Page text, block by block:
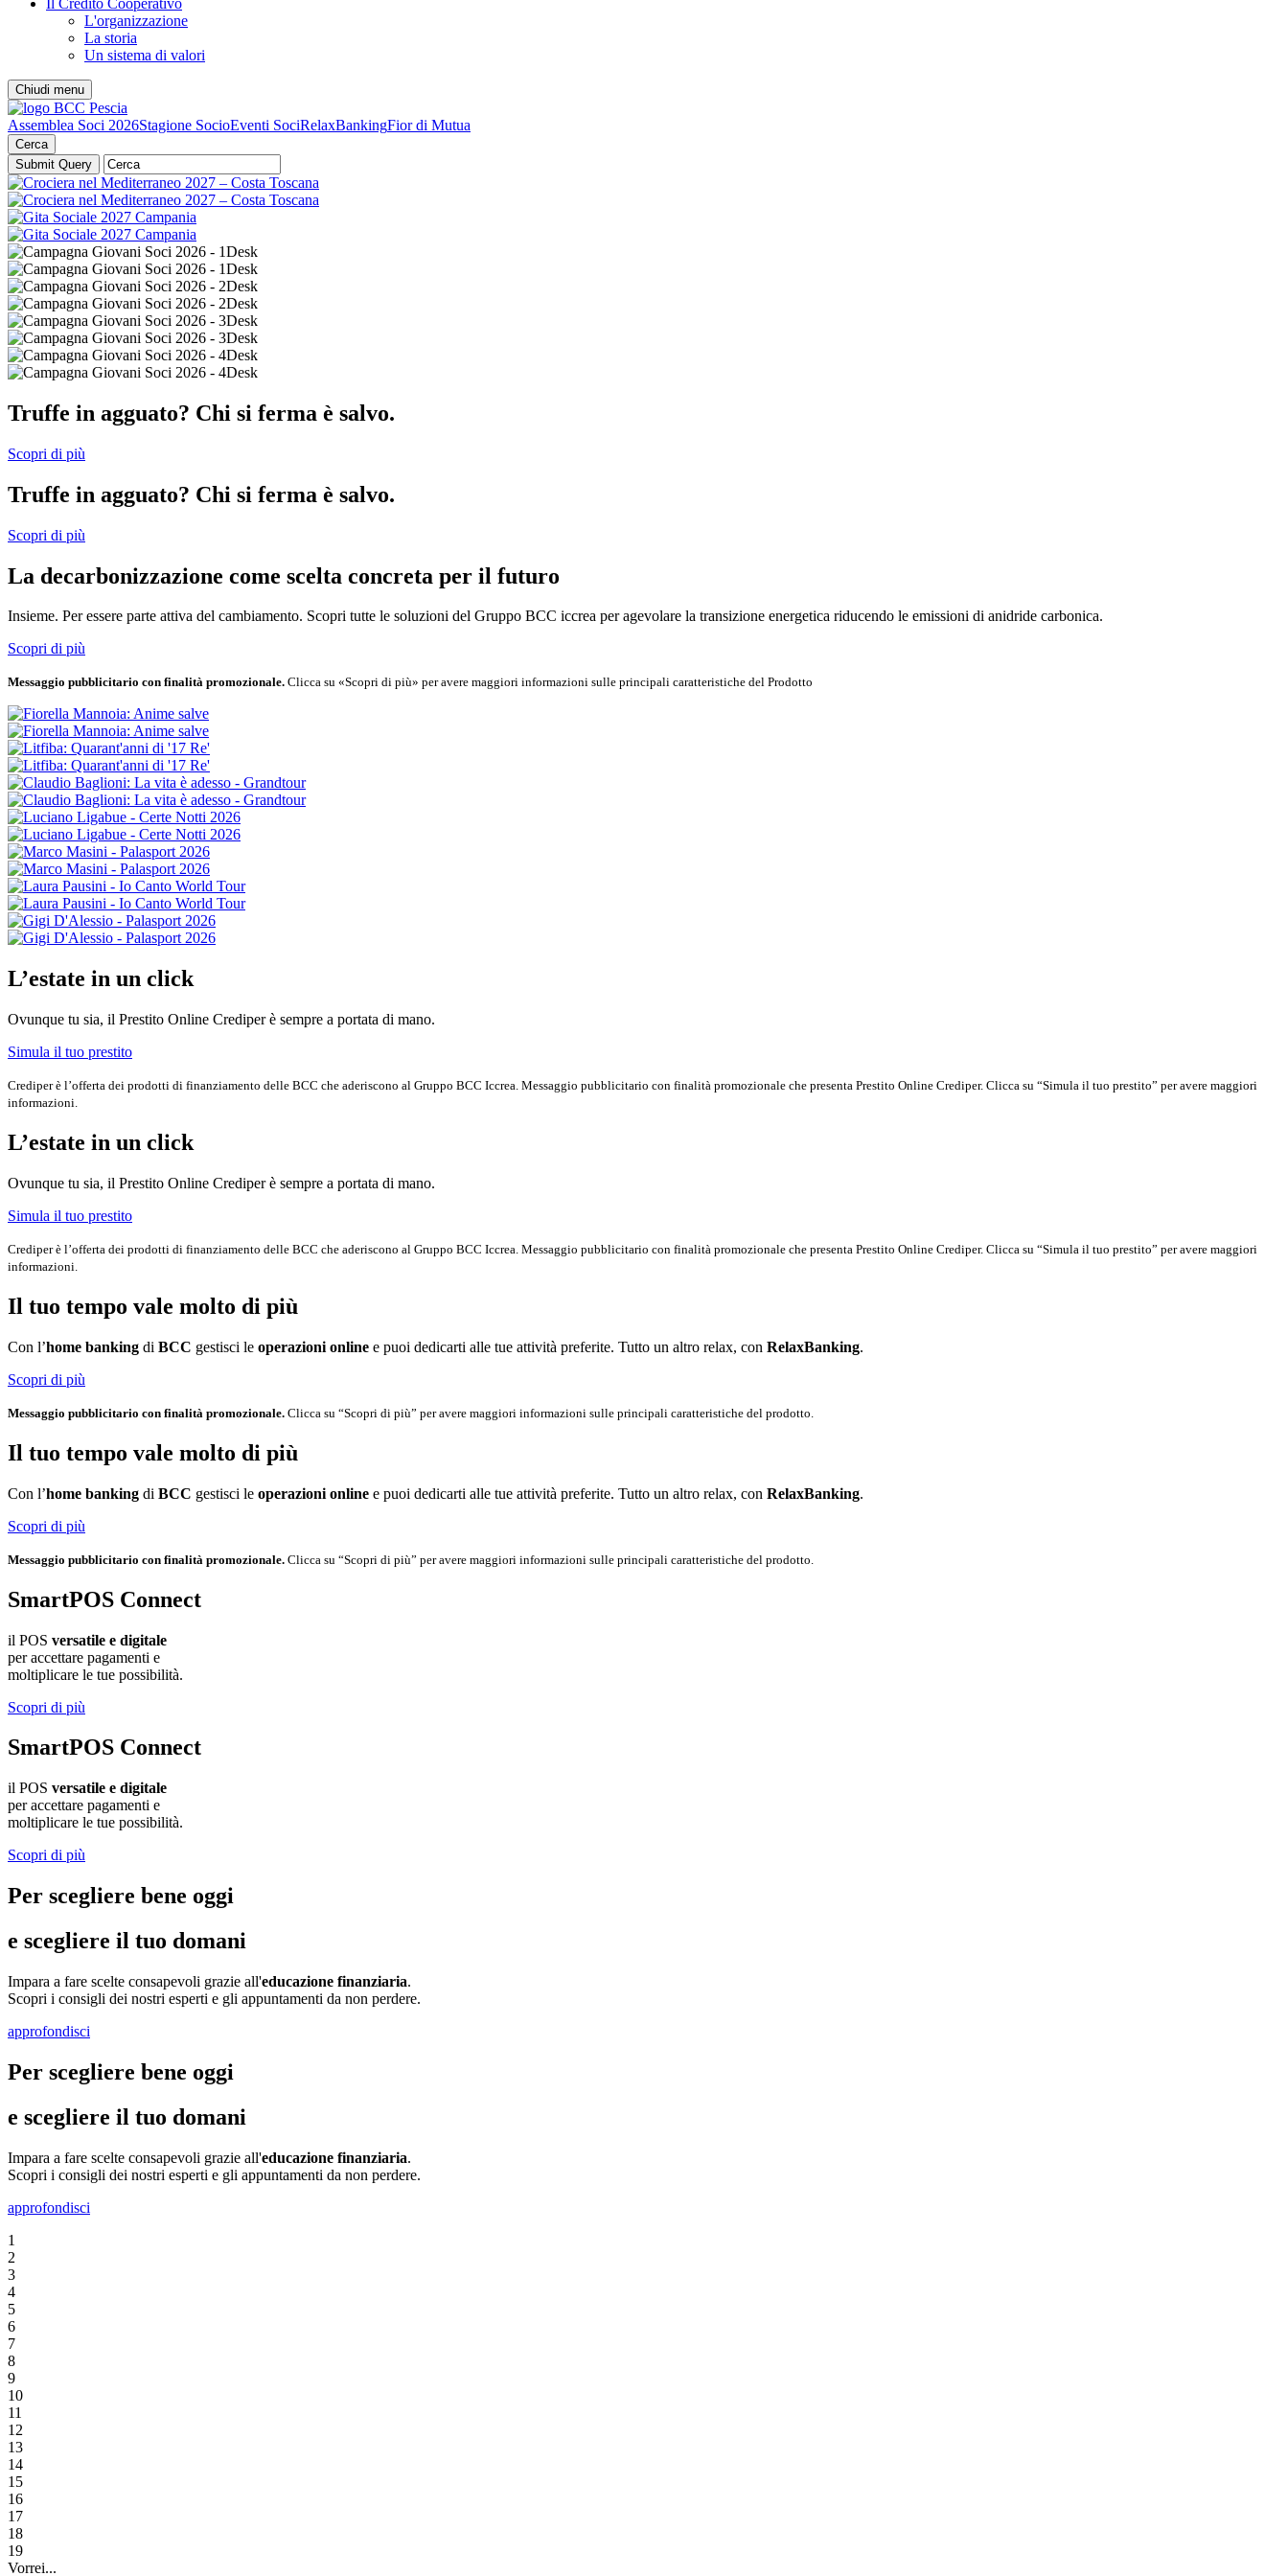
Il Credito Cooperativo
L'organizzazione
La storia
Un sistema di valori
Chiudi menu
Assemblea Soci 2026Stagione SocioEventi SociRelaxBankingFior di Mutua
Cerca
Truffe in agguato? Chi si ferma è salvo.
Scopri di più
Truffe in agguato? Chi si ferma è salvo.
Scopri di più
La decarbonizzazione come scelta concreta per il futuro
Insieme. Per essere parte attiva del cambiamento. Scopri tutte le soluzioni del Gruppo BCC iccrea per agevolare la transizione energetica riducendo le emissioni di anidride carbonica.
Scopri di più
Messaggio pubblicitario con finalità promozionale. Clicca su «Scopri di più» per avere maggiori informazioni sulle principali caratteristiche del Prodotto
L’estate in un click
Ovunque tu sia, il Prestito Online Crediper è sempre a portata di mano.
Simula il tuo prestito
Crediper è l’offerta dei prodotti di finanziamento delle BCC che aderiscono al Gruppo BCC Iccrea. Messaggio pubblicitario con finalità promozionale che presenta Prestito Online Crediper. Clicca su “Simula il tuo prestito” per avere maggiori
informazioni.
L’estate in un click
Ovunque tu sia, il Prestito Online Crediper è sempre a portata di mano.
Simula il tuo prestito
Crediper è l’offerta dei prodotti di finanziamento delle BCC che aderiscono al Gruppo BCC Iccrea. Messaggio pubblicitario con finalità promozionale che presenta Prestito Online Crediper. Clicca su “Simula il tuo prestito” per avere maggiori
informazioni.
Il tuo tempo vale molto di più
Con l’home banking di BCC gestisci le operazioni online e puoi dedicarti alle tue attività preferite. Tutto un altro relax, con RelaxBanking.
Scopri di più
Messaggio pubblicitario con finalità promozionale. Clicca su “Scopri di più” per avere maggiori informazioni sulle principali caratteristiche del prodotto.
Il tuo tempo vale molto di più
Con l’home banking di BCC gestisci le operazioni online e puoi dedicarti alle tue attività preferite. Tutto un altro relax, con RelaxBanking.
Scopri di più
Messaggio pubblicitario con finalità promozionale. Clicca su “Scopri di più” per avere maggiori informazioni sulle principali caratteristiche del prodotto.
SmartPOS Connect
il POS versatile e digitale
per accettare pagamenti e
moltiplicare le tue possibilità.
Scopri di più
SmartPOS Connect
il POS versatile e digitale
per accettare pagamenti e
moltiplicare le tue possibilità.
Scopri di più
Per scegliere bene oggi
e scegliere il tuo domani
Impara a fare scelte consapevoli grazie all'educazione finanziaria.
Scopri i consigli dei nostri esperti e gli appuntamenti da non perdere.
approfondisci
Per scegliere bene oggi
e scegliere il tuo domani
Impara a fare scelte consapevoli grazie all'educazione finanziaria.
Scopri i consigli dei nostri esperti e gli appuntamenti da non perdere.
approfondisci
1
2
3
4
5
6
7
8
9
10
11
12
13
14
15
16
17
18
19
Vorrei...